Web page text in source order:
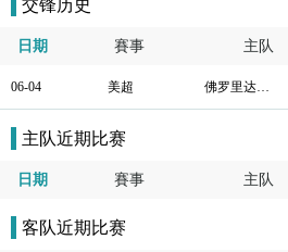
交锋历史
日期 賽事 主队
06-04 美超 佛罗里达州总理
主队近期比赛
日期 賽事 主队
客队近期比赛